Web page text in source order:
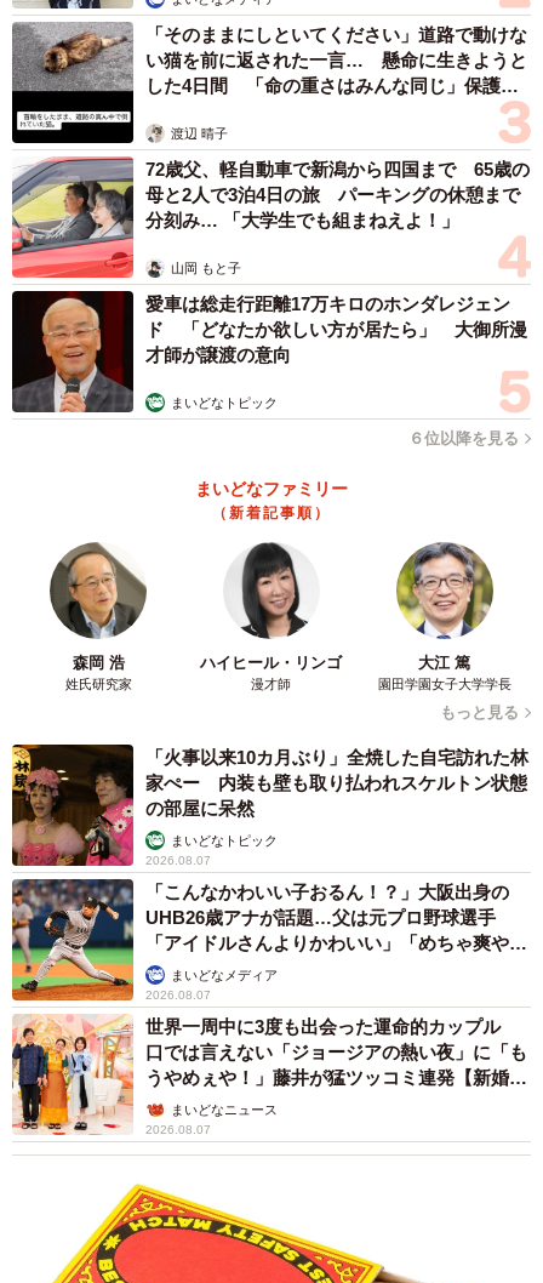
4/6
妊娠発覚時から祖母に会わせたいと考えていたそう／ヨーコさん提供
投稿には同じように高齢の家族にひ孫・孫を会わせた経験
を持つ人からのコメントも相次ぎ、「1世紀開いたか〜」
「命をつなげた…ってホッとしました」といった言葉も。
に会わせたいと考えていたといい、それが果たせたことへ
「祖母が101歳で、ゆっくりだけど普通に会話ができる健康
状態で生きていてくれることが、いかに貴重なことか改め
て感じることができました。長生きしてくれてありがと
Threadsで見る
「そのままにしといてください」道路で動けな
い猫を前に返された一言… 懸命に生きようと
した4日間 「命の重さはみんな同じ」保護団
渡辺 晴子
72歳父、軽自動車で新潟から四国まで 65歳の
母と2人で3泊4日の旅 パーキングの休憩まで
分刻み… 「大学生でも組まねえよ！」
山岡 もと子
愛車は総走行距離17万キロのホンダレジェン
ド 「どなたか欲しい方が居たら」 大御所漫
才師が譲渡の意向
まいどなトピック
６位以降を見る
まいどなファミリー
（新着記事順）
森岡 浩
姓氏研究家
ハイヒール・リンゴ
漫才師
大江 篤
園田学園女子大学学長
もっと見る
「火事以来10カ月ぶり」全焼した自宅訪れた林
家ぺー 内装も壁も取り払われスケルトン状態
の部屋に呆然
まいどなトピック
2026.08.07
「こんなかわいい子おるん！？」大阪出身の
UHB26歳アナが話題…父は元プロ野球選手
「アイドルさんよりかわいい」「めちゃ爽や
か」まいどなメディア
2026.08.07
世界一周中に3度も出会った運命的カップル
口では言えない「ジョージアの熱い夜」に「も
うやめぇや！」藤井が猛ツッコミ連発【新婚さ
ん】まいどなニュース
2026.08.07